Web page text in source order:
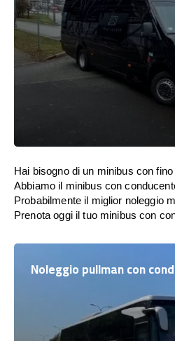
Hai bisogno di un minibus con
Abbiamo il minibus con
Probabilmente il miglior noleggio
Prenota oggi il tuo minibus con
Noleggio pullman con